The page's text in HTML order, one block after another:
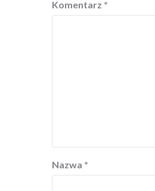
Komentarz *
Nazwa *